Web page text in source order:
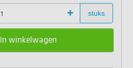
+ stuks
In winkelwagen